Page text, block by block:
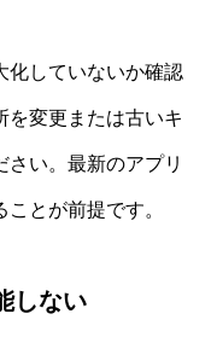
化していないか確認
を変更または古いキ
さい。最新のアプリ
とが前提です。
しない